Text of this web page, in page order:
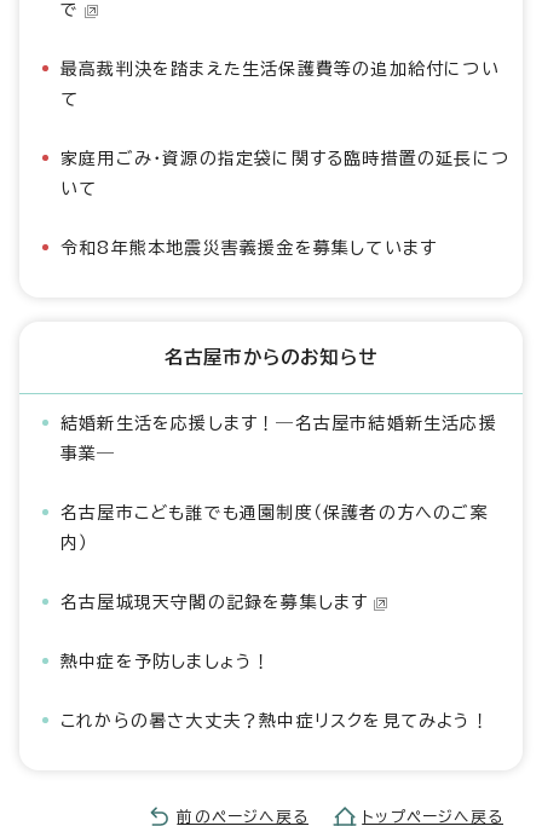
で
最高裁判決を踏まえた生活保護費等の追加給付につい
て
家庭用ごみ・資源の指定袋に関する臨時措置の延長につ
いて
令和8年熊本地震災害義援金を募集しています
名古屋市からのお知らせ
結婚新生活を応援します！―名古屋市結婚新生活応援
事業―
名古屋市こども誰でも通園制度（保護者の方へのご案
内）
名古屋城現天守閣の記録を募集します
熱中症を予防しましょう！
これからの暑さ大丈夫？熱中症リスクを見てみよう！
前のページへ戻る トップページへ戻る